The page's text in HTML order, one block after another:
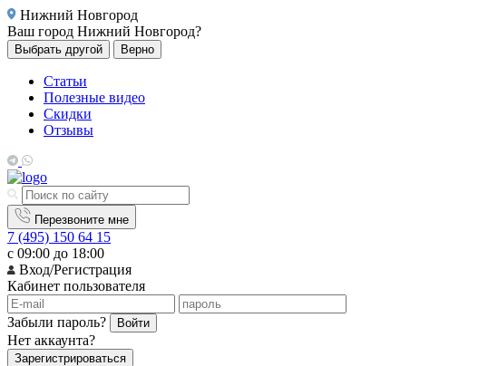
Нижний Новгород
Ваш город Нижний Новгород?
Выбрать другой Верно
Статьи
Полезные видео
Скидки
Отзывы
Перезвоните мне
7 (495) 150 64 15
с 09:00 до 18:00
Вход/Регистрация
Кабинет пользователя
Забыли пароль? Войти
Нет аккаунта?
Зарегистрироваться